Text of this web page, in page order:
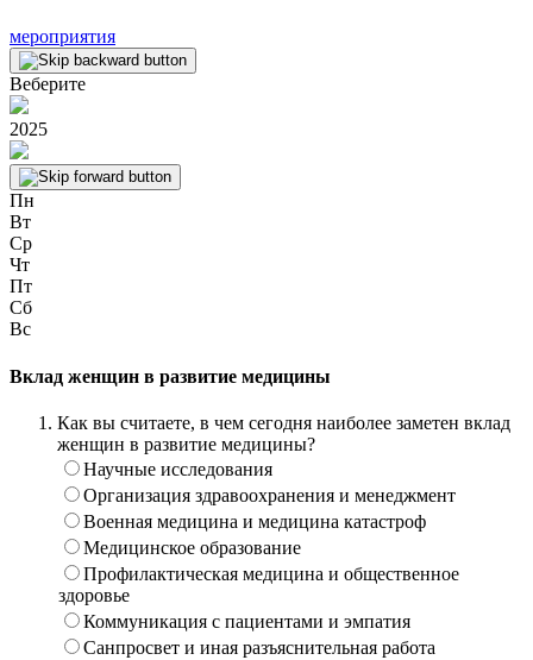
мероприятия
Веберите
2025
Пн
Вт
Ср
Чт
Пт
Сб
Вс
Вклад женщин в развитие медицины
Как вы считаете, в чем сегодня наиболее заметен вклад
женщин в развитие медицины?
Научные исследования
Организация здравоохранения и менеджмент
Военная медицина и медицина катастроф
Медицинское образование
Профилактическая медицина и общественное
здоровье
Коммуникация с пациентами и эмпатия
Санпросвет и иная разъяснительная работа